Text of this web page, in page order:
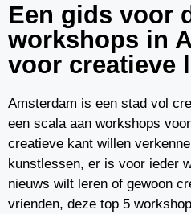
Een gids voor
workshops in
voor creatieve
Amsterdam is een stad vol
een scala aan workshops
creatieve kant willen
kunstlessen, er is voor ieder
nieuws wilt leren of gewoon
vrienden, deze top 5